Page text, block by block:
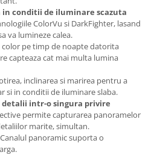
conditii de iluminare scazuta
ColorVu si DarkFighter, lasand
va lumineze calea.
color pe timp de noapte datorita
capteaza cat mai multa lumina
inclinarea si marirea pentru a
si in conditii de iluminare slaba.
detalii intr-o singura privire
permite capturarea panoramelor
marite, simultan.
panoramic suporta o